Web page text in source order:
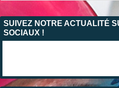
SUIVEZ NOTRE ACTUALITÉ
SOCIAUX !